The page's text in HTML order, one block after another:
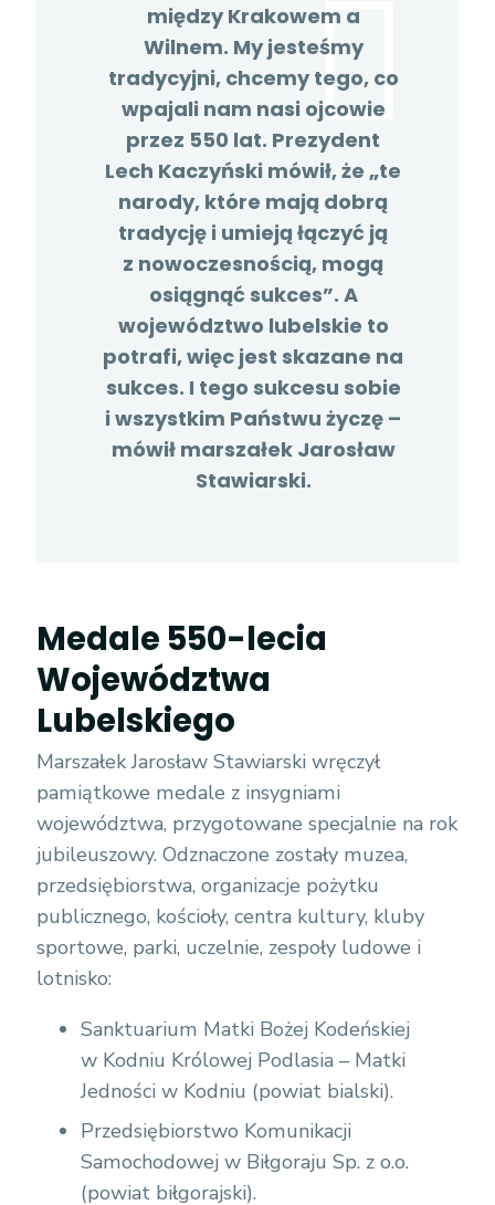
między Krakowem a
Wilnem. My jesteśmy
tradycyjni, chcemy tego, co
wpajali nam nasi ojcowie
przez 550 lat. Prezydent
Lech Kaczyński mówił, że „te
narody, które mają dobrą
tradycję i umieją łączyć ją
z nowoczesnością, mogą
osiągnąć sukces”. A
województwo lubelskie to
potrafi, więc jest skazane na
sukces. I tego sukcesu sobie
i wszystkim Państwu życzę –
mówił marszałek Jarosław
Stawiarski.
Medale 550-lecia
Województwa
Lubelskiego
Marszałek Jarosław Stawiarski wręczył
pamiątkowe medale z insygniami
województwa, przygotowane specjalnie na rok
jubileuszowy. Odznaczone zostały muzea,
przedsiębiorstwa, organizacje pożytku
publicznego, kościoły, centra kultury, kluby
sportowe, parki, uczelnie, zespoły ludowe i
lotnisko:
Sanktuarium Matki Bożej Kodeńskiej
w Kodniu Królowej Podlasia – Matki
Jedności w Kodniu (powiat bialski).
Przedsiębiorstwo Komunikacji
Samochodowej w Biłgoraju Sp. z o.o.
(powiat biłgorajski).